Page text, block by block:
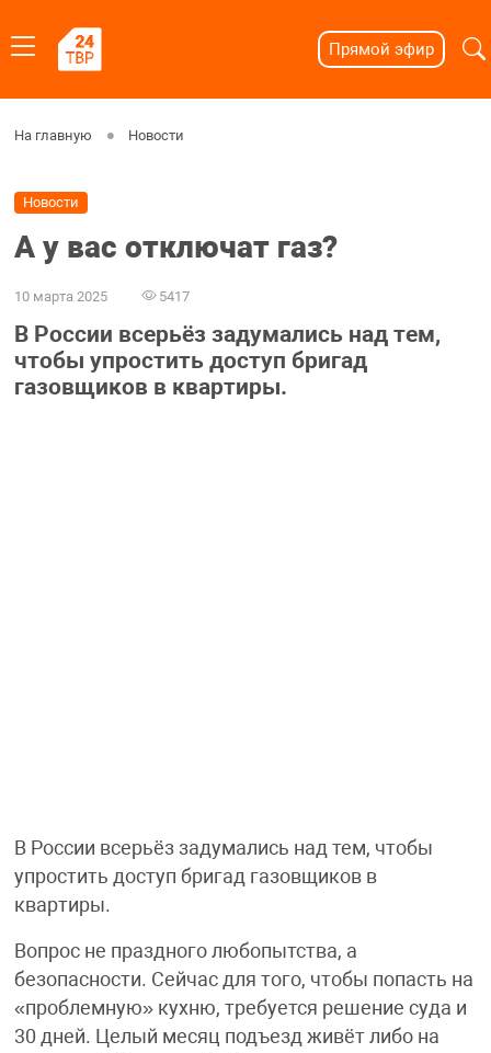
Прямой эфир
На главную Новости
Новости
А у вас отключат газ?
10 марта 2025 5417
В России всерьёз задумались над тем,
чтобы упростить доступ бригад
газовщиков в квартиры.
В России всерьёз задумались над тем, чтобы
упростить доступ бригад газовщиков в
квартиры.
Вопрос не праздного любопытства, а
безопасности. Сейчас для того, чтобы попасть на
«проблемную» кухню, требуется решение суда и
30 дней. Целый месяц подъезд живёт либо на